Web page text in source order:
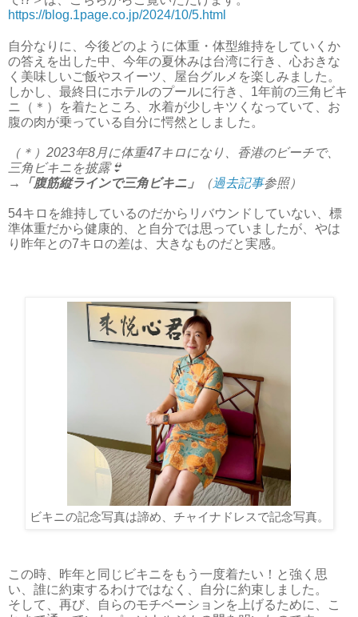
https://blog.1page.co.jp/2024/10/5.html
自分なりに、今後どのように体重・体型維持をしていくか
の答えを出した中、今年の夏休みは台湾に行き、心おきな
く美味しいご飯やスイーツ、屋台グルメを楽しみました。
しかし、最終日にホテルのプールに行き、1年前の三角ビキ
ニ（＊）を着たところ、水着が少しキツくなっていて、お
腹の肉が乗っている自分に愕然としました。
（＊）2023年8月に体重47キロになり、香港のビーチで、
三角ビキニを披露👙
→「腹筋縦ラインで三角ビキニ」
（過去記事参照）
54キロを維持しているのだからリバウンドしていない、標
準体重だから健康的、と自分では思っていましたが、やは
り昨年との7キロの差は、大きなものだと実感。
ビキニの記念写真は諦め、チャイナドレスで記念写真。
この時、昨年と同じビキニをもう一度着たい！と強く思
い、誰に約束するわけではなく、自分に約束しました。
そして、再び、自らのモチベーションを上げるために、こ